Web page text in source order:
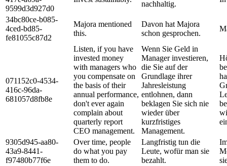
9599d3d927d0
nachhaltig.
34bc80ce-b085-
4ced-bd85-
fe81055c87d2
Majora mentioned
this.
Davon hat Majora
schon gesprochen.
071152c0-4534-
416c-96da-
681057d8fb8e
Listen, if you have
invested money
with managers who
you compensate on
the basis of their
annual performance,
don't ever again
complain about
quarterly report
CEO management.
Wenn Sie Geld in
Manager investieren,
die Sie auf der
Grundlage ihrer
Jahresleistung
entlohnen, dann
beklagen Sie sich nie
wieder über
kurzfristiges
Management.
9305d945-aa80-
43a9-8441-
f97480b77f6e
Over time, people
do what you pay
them to do.
Langfristig tun die
Leute, wofür man sie
bezahlt.